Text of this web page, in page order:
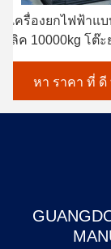
เครื่องยกไฟฟ้าแ
ลิค 10000kg โต๊ะ
ที่ตั้ง
หา ราคา ที่ ดี